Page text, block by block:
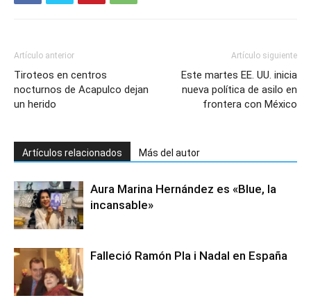
Artículo anterior
Tiroteos en centros
nocturnos de Acapulco dejan
un herido
Artículo siguiente
Este martes EE. UU. inicia
nueva política de asilo en
frontera con México
Artículos relacionados Más del autor
Aura Marina Hernández es «Blue, la
incansable»
Falleció Ramón Pla i Nadal en España